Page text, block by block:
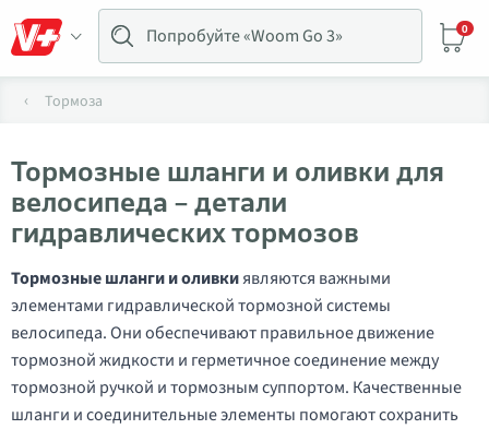
0
Тормоза
Тормозные шланги и оливки для
велосипеда – детали
гидравлических тормозов
Тормозные шланги и оливкиявляются важными
элементами гидравлической тормозной системы
велосипеда. Они обеспечивают правильное движение
тормозной жидкости и герметичное соединение между
тормозной ручкой и тормозным суппортом. Качественные
шланги и соединительные элементы помогают сохранить